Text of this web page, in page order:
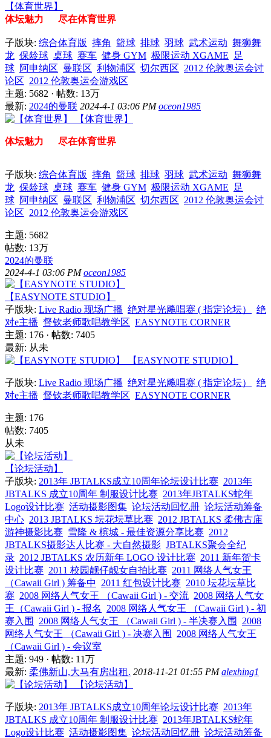
【体育世界】
体坛魅力 尽在体育世界
子版块: 综合体育版 摔角 籃球 排球 羽球 武术运动 舞狮舞
龙 保龄球 桌球 赛车 健身 GYM 极限运动 XGAME
足
球 阿申纳区 曼联区 利物浦区 切尔西区 2012 伦敦奥运会讨
论区 2012 伦敦奥运会游戏区
主题: 5682 · 帖数: 13万
最新: 2024的曼联 2024-4-1 03:06 PMoceon1985
【体育世界】
体坛魅力 尽在体育世界
子版块: 综合体育版 摔角 籃球 排球 羽球 武术运动 舞狮舞
龙 保龄球 桌球 赛车 健身 GYM 极限运动 XGAME
足
球 阿申纳区 曼联区 利物浦区 切尔西区 2012 伦敦奥运会讨
论区 2012 伦敦奥运会游戏区
主题: 5682
帖数: 13万
2024的曼联
2024-4-1 03:06 PMoceon1985
【EASYNOTE STUDIO】
子版块: Live Radio 现场广播 绝对星光飚唱赛 ( 指定论坛）
绝
对e主播 督钦老师歌唱教学区 EASYNOTE CORNER
主题: 176 · 帖数: 7405
最新: 从未
【EASYNOTE STUDIO】
子版块: Live Radio 现场广播 绝对星光飚唱赛 ( 指定论坛）
绝
对e主播 督钦老师歌唱教学区 EASYNOTE CORNER
主题: 176
帖数: 7405
从未
【论坛活动】
子版块: 2013年 JBTALKS成立10周年论坛设计比赛 2013年
JBTALKS 成立10周年 制服设计比赛 2013年JBTALKS蛇年
Logo设计比赛 活动摄影图集 论坛活动回忆册 论坛活动筹备
中心 2013 JBTALKS 坛花坛草比赛 2012 JBTALKS 柔佛古庙
游神摄影比赛 雪隆 & 槟城 - 最佳资源分享比赛 2012
JBTALKS摄影达人比赛 - 大自然摄影 JBTALKS聚会全纪
录 2012 JBTALKS 农历新年 LOGO 设计比赛 2011 新年贺卡
设计比赛 2011 校园靓仔靓女自拍比赛 2011 网络人气女王
（Cawaii Girl ) 筹备中
2011 红包设计比赛 2010 坛花坛草比
赛 2008 网络人气女王 （Cawaii Girl ) - 交流 2008 网络人气女
王（Cawaii Girl ) - 报名
2008 网络人气女王 （Cawaii Girl ) - 初
赛入围
2008 网络人气女王 （Cawaii Girl ) - 半决赛入围
2008
网络人气女王 （Cawaii Girl ) - 决赛入围
2008 网络人气女王
（Cawaii Girl ) - 会议室
主题: 949 · 帖数: 11万
最新: 柔佛新山,大马有房出租. 2018-11-21 01:55 PMalexhing1
【论坛活动】
子版块: 2013年 JBTALKS成立10周年论坛设计比赛 2013年
JBTALKS 成立10周年 制服设计比赛 2013年JBTALKS蛇年
Logo设计比赛 活动摄影图集 论坛活动回忆册 论坛活动筹备